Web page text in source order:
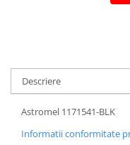
Descriere
Astromel 1171541-BLK
Informatii conformitate